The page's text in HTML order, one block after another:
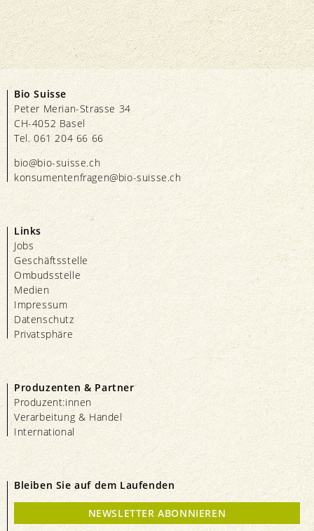
Bio Suisse
Peter Merian-Strasse 34
CH-4052 Basel
Tel. 061 204 66 66
bio@bio-suisse.ch
konsumentenfragen@bio-suisse.ch
Links
Jobs
Geschäftsstelle
Ombudsstelle
Medien
Impressum
Datenschutz
Privatsphäre
Produzenten & Partner
Produzent:innen
Verarbeitung & Handel
International
Bleiben Sie auf dem Laufenden
NEWSLETTER ABONNIEREN